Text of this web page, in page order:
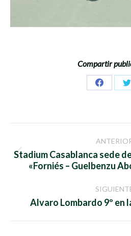
Compartir
Share
Navegación
entre
Stadium Casablanca sede
«Forniés – Guelbenzu
Alvaro Lombardo 9º en